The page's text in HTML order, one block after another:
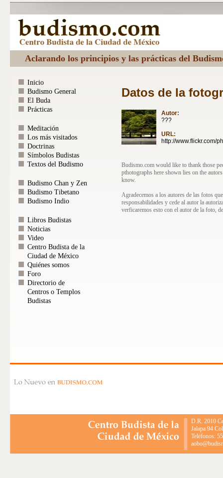
Aclarando los principios y las prácticas del
Datos de la
Autor:
???
URL:
http://www.flickr.com/
Budismo.com would like to thank those
pthotographs here shown lies on the
know.
Agradecemos a los autores de las fotos
responsabilidades y cede al autor la
verficaremos esto con el autor de la foto,
Inicio
Budismo General
El Buda
Prácticas
Meditación
Los más visitados
Doctrinas
Símbolos Budistas
Textos del Budismo
Budismo Chan y Zen
Budismo Tibetano
Budismo Indio
Libros Budistas
Noticias
Video
Centro Budista de la
Ciudad de México
Quiénes somos
Foro
Directorio de
Centros o Templos
Budistas
D.R. 2010
Jalapa 94
Teléfonos: